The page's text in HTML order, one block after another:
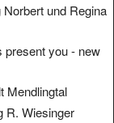
und Regina
you - new
Mendlingtal
R. Wiesinger